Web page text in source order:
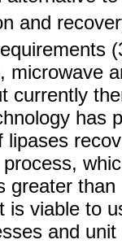
and
microwave
currently
has
lipases
greater
is viable to
and